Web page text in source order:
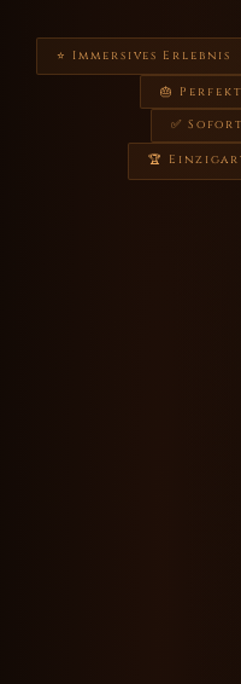
⭐ Immersives Erlebnis
🎂
✅
🏆